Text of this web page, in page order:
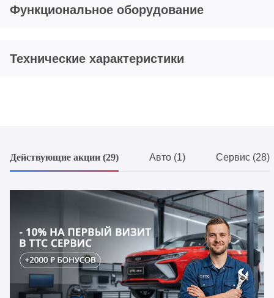
Функциональное оборудование
Технические характеристики
Действующие акции (29) Авто (1) Сервис (28)